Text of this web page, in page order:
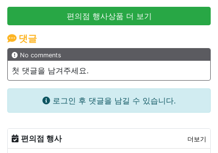
편의점 행사상품 더 보기
댓글
No comments
첫 댓글을 남겨주세요.
로그인 후 댓글을 남길 수 있습니다.
편의점 행사 더보기